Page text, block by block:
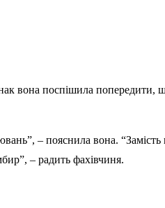
вона поспішила
– пояснила вона.
– радить фахівчиня.